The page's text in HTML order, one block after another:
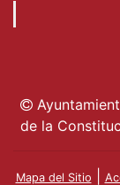
de la
Mapa del Sitio